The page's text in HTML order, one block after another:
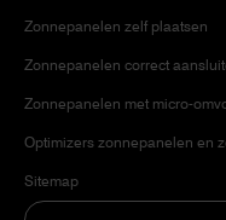
Zonnepanelen zelf plaatsen
Zonnepanelen correct
Zonnepanelen met micro-
Optimizers zonnepanelen en
Sitemap